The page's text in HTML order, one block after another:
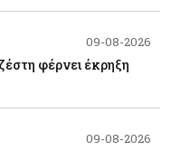
09-08-2026
φέρνει έκρηξη
09-08-2026